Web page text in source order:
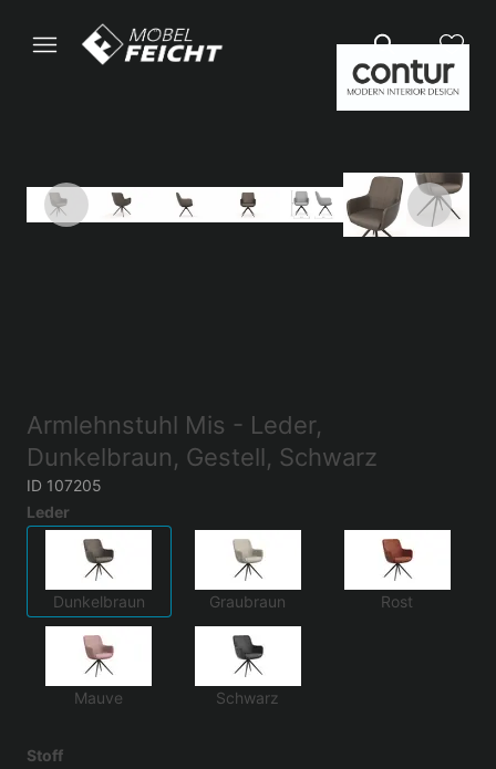
Armlehnstuhl Mis - Leder,
Dunkelbraun, Gestell, Schwarz
ID 107205
Leder
Dunkelbraun Graubraun Rost
Mauve Schwarz
Stoff